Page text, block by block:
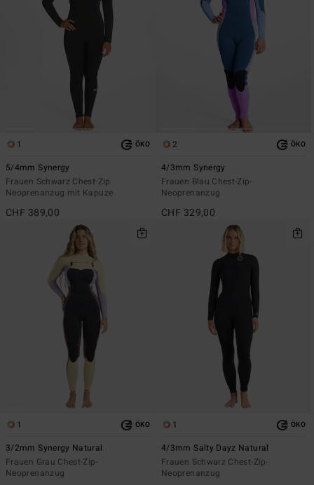
1 ÖKO
5/4mm Synergy
Frauen Schwarz Chest-Zip
Neoprenanzug mit Kapuze
CHF 389,00
2 ÖKO
4/3mm Synergy
Frauen Blau Chest-Zip-
Neoprenanzug
CHF 329,00
1 ÖKO
3/2mm Synergy Natural
Frauen Grau Chest-Zip-
Neoprenanzug
1 ÖKO
4/3mm Salty Dayz Natural
Frauen Schwarz Chest-Zip-
Neoprenanzug